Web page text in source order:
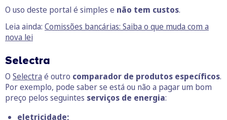
O uso deste portal é simples e não tem custos.
Leia ainda: Comissões bancárias: Saiba o que muda com a
nova lei
Selectra
O Selectra é outro comparador de produtos específicos.
Por exemplo, pode saber se está ou não a pagar um bom
preço pelos seguintes serviços de energia:
eletricidade;